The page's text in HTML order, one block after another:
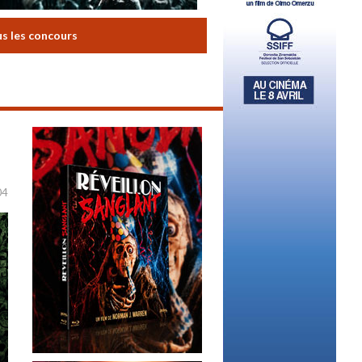
les concours